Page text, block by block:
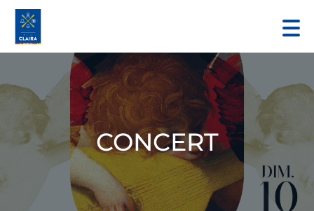
CONCERT